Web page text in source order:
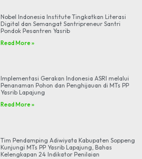
Nobel Indonesia Institute Tingkatkan Literasi
Digital dan Semangat Santripreneur Santri
Pondok Pesantren Yasrib
Read More »
Implementasi Gerakan Indonesia ASRI melalui
Penanaman Pohon dan Penghijauan di MTs PP
Yasrib Lapajung
Read More »
Tim Pendamping Adiwiyata Kabupaten Soppeng
Kunjungi MTs PP Yasrib Lapajung, Bahas
Kelengkapan 24 Indikator Penilaian